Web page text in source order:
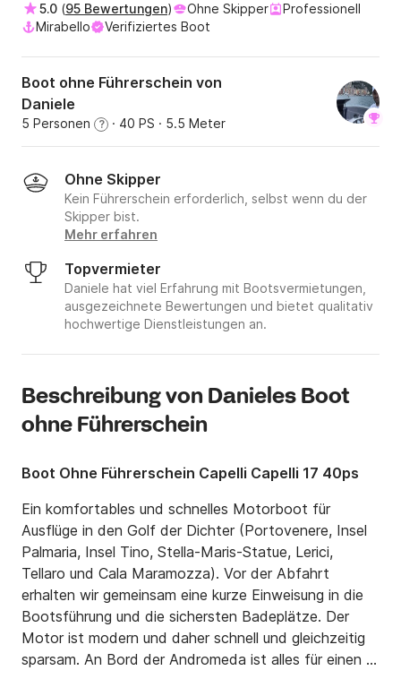
5.0 (95 Bewertungen) Ohne Skipper
Professionell
Mirabello
Verifiziertes Boot
Boot ohne Führerschein von
Daniele
5 Personen ? · 40 PS · 5.5 Meter
Ohne Skipper
Kein Führerschein erforderlich, selbst wenn du der
Skipper bist.
Mehr erfahren
Topvermieter
Daniele hat viel Erfahrung mit Bootsvermietungen,
ausgezeichnete Bewertungen und bietet qualitativ
hochwertige Dienstleistungen an.
Beschreibung von Danieles Boot
ohne Führerschein
Boot Ohne Führerschein Capelli Capelli 17 40ps
Ein komfortables und schnelles Motorboot für
Ausflüge in den Golf der Dichter (Portovenere, Insel
Palmaria, Insel Tino, Stella-Maris-Statue, Lerici,
Tellaro und Cala Maramozza). Vor der Abfahrt
erhalten wir gemeinsam eine kurze Einweisung in die
Bootsführung und die sichersten Badeplätze. Der
Motor ist modern und daher schnell und gleichzeitig
sparsam. An Bord der Andromeda ist alles für einen